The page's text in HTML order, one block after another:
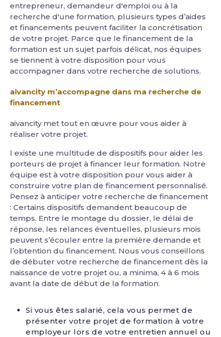
entrepreneur, demandeur d'emploi ou à la
recherche d'une formation, plusieurs types d’aides
et financements peuvent faciliter la concrétisation
de votre projet. Parce que le financement de la
formation est un sujet parfois délicat, nos équipes
se tiennent à votre disposition pour vous
accompagner dans votre recherche de solutions.
aivancity m’accompagne dans ma recherche de
financement
aivancity met tout en œuvre pour vous aider à
réaliser votre projet.
l existe une multitude de dispositifs pour aider les
porteurs de projet à financer leur formation. Notre
équipe est à votre disposition pour vous aider à
construire votre plan de financement personnalisé.
Pensez à anticiper votre recherche de financement
: Certains dispositifs demandent beaucoup de
temps. Entre le montage du dossier, le délai de
réponse, les relances éventuelles, plusieurs mois
peuvent s’écouler entre la première demande et
l’obtention du financement. Nous vous conseillons
de débuter votre recherche de financement dès la
naissance de votre projet ou, a minima, 4 à 6 mois
avant la date de début de la formation.
Si vous êtes salarié, cela vous permet de
présenter votre projet de formation à votre
employeur lors de votre entretien annuel ou